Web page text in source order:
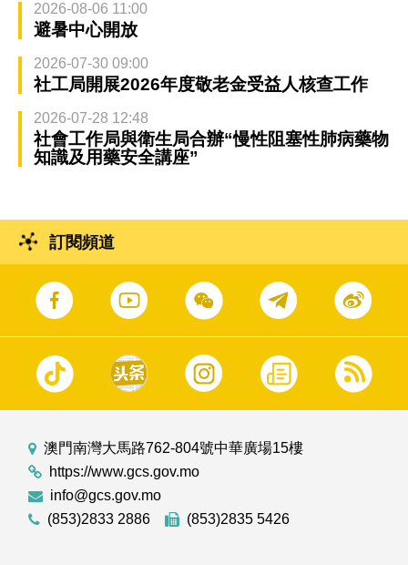
2026-08-06 11:00
避暑中心開放
2026-07-30 09:00
社工局開展2026年度敬老金受益人核查工作
2026-07-28 12:48
社會工作局與衛生局合辦“慢性阻塞性肺病藥物
知識及用藥安全講座”
訂閱頻道
澳門南灣大馬路762-804號中華廣場15樓
https://www.gcs.gov.mo
info@gcs.gov.mo
(853)2833 2886
(853)2835 5426